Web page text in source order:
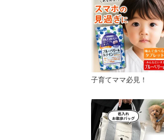
子育てママ必見！